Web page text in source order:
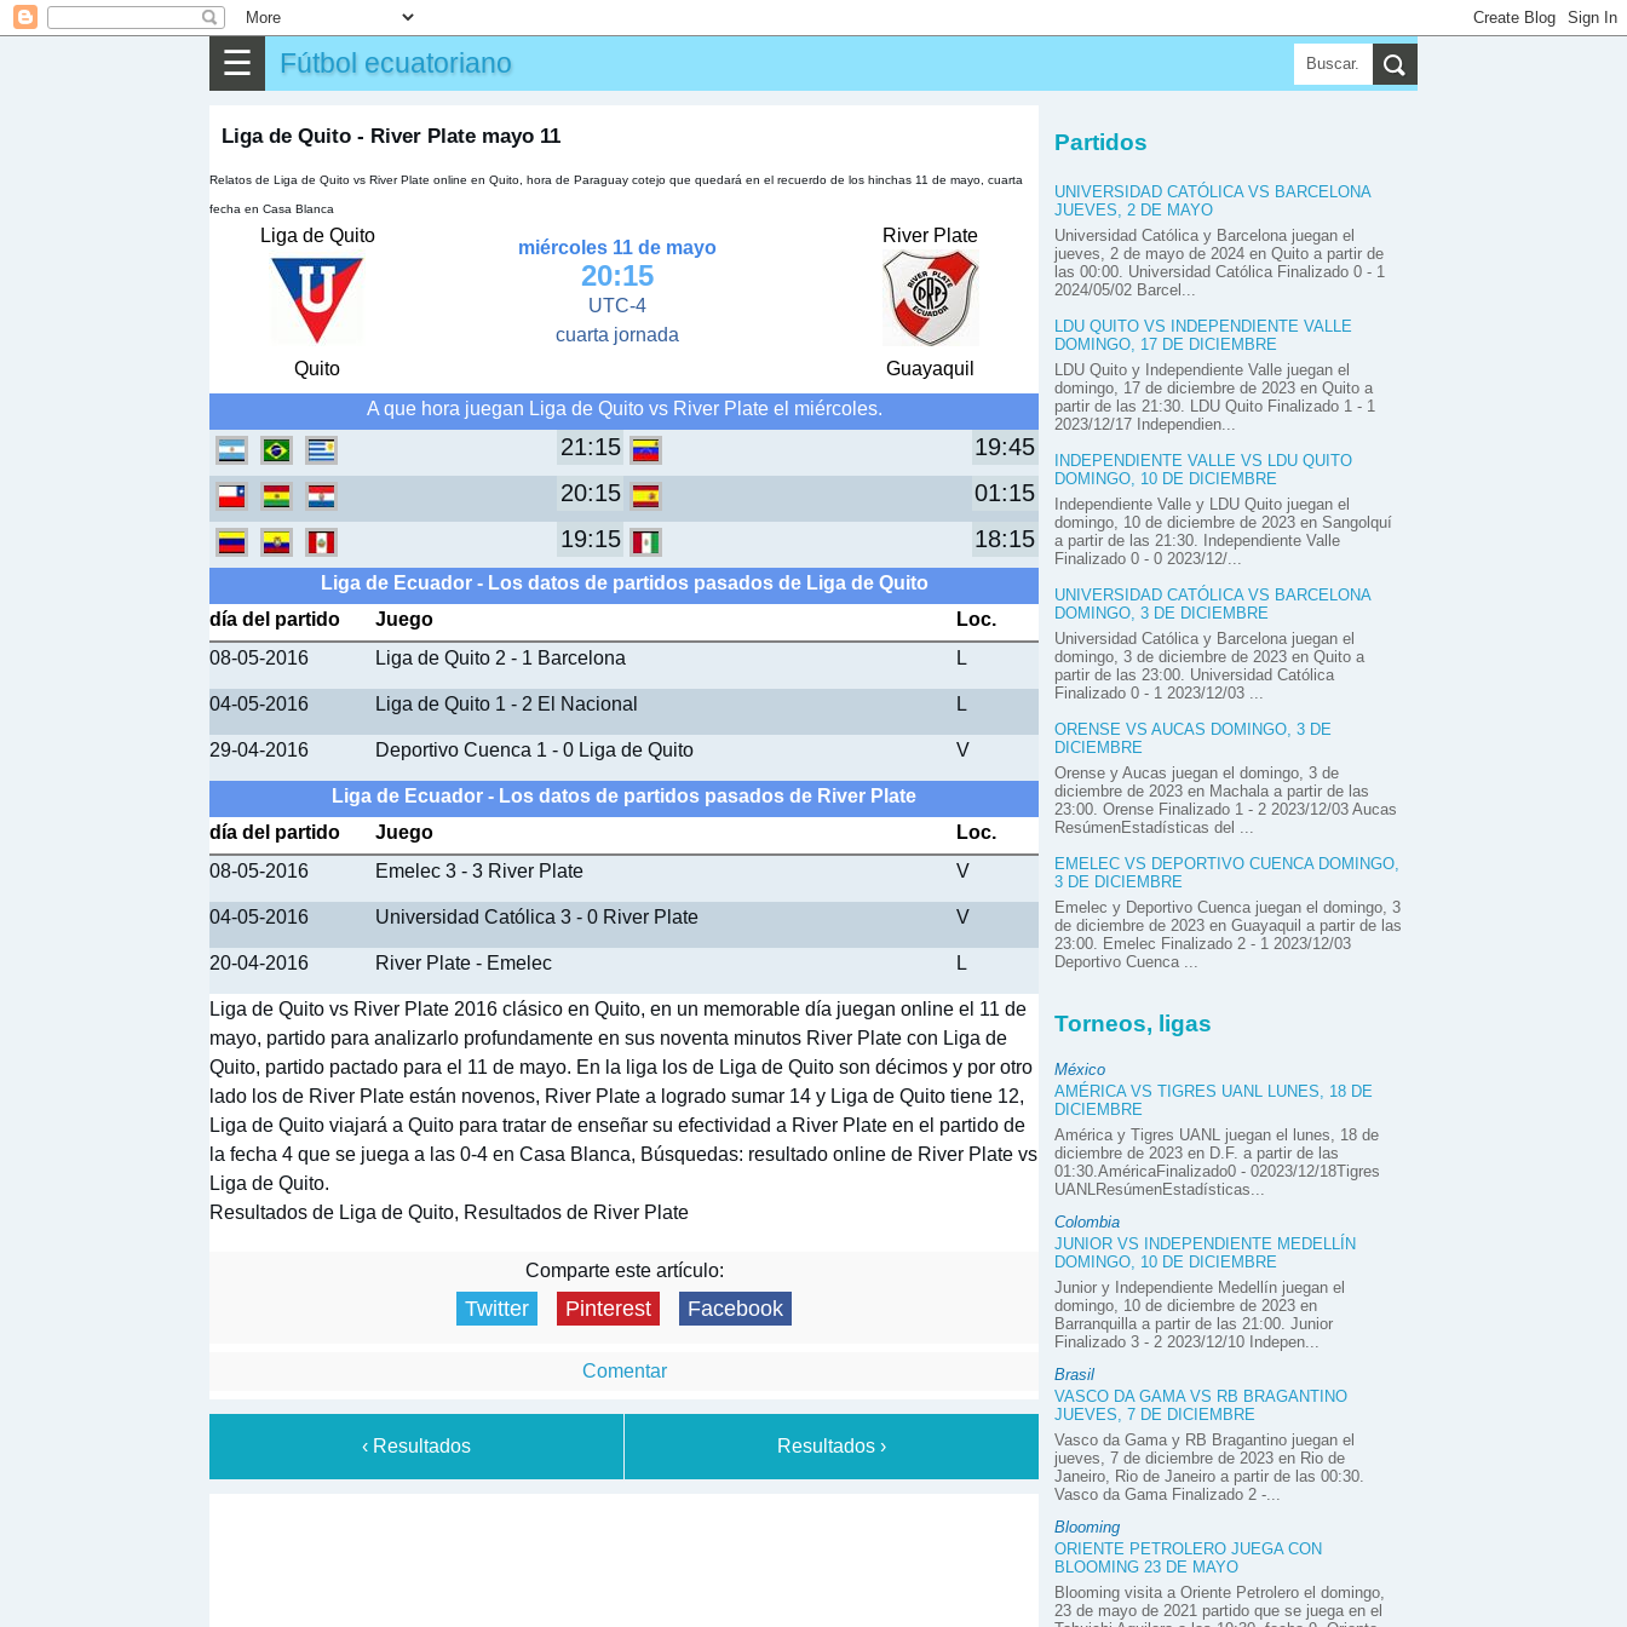
☰ Fútbol ecuatoriano
Liga de Quito - River Plate mayo 11
Relatos de Liga de Quito vs River Plate online en Quito, hora de Paraguay cotejo que quedará en el recuerdo de los hinchas 11 de mayo, cuarta
fecha en Casa Blanca
Liga de Quito
Quito
miércoles 11 de mayo
20:15
UTC-4
cuarta jornada
River Plate
Guayaquil
A que hora juegan Liga de Quito vs River Plate el miércoles.
21:15
19:45
20:15
01:15
19:15
18:15
Liga de Ecuador - Los datos de partidos pasados de Liga de Quito
día del partido
Juego
Loc.
08-05-2016
Liga de Quito 2 - 1 Barcelona L
04-05-2016 Liga de Quito 1 - 2 El Nacional L
29-04-2016 Deportivo Cuenca 1 - 0 Liga de Quito V
Liga de Ecuador - Los datos de partidos pasados de River Plate
día del partido
Juego
Loc.
08-05-2016
Emelec 3 - 3 River Plate V
04-05-2016 Universidad Católica 3 - 0 River Plate V
20-04-2016 River Plate - Emelec L
Liga de Quito vs River Plate 2016 clásico en Quito, en un memorable día juegan online el 11 de
mayo, partido para analizarlo profundamente en sus noventa minutos River Plate con Liga de
Quito, partido pactado para el 11 de mayo. En la liga los de Liga de Quito son décimos y por otro
lado los de River Plate están novenos, River Plate a logrado sumar 14 y Liga de Quito tiene 12,
Liga de Quito viajará a Quito para tratar de enseñar su efectividad a River Plate en el partido de
la fecha 4 que se juega a las 0-4 en Casa Blanca, Búsquedas: resultado online de River Plate vs
Liga de Quito.
Resultados de Liga de Quito, Resultados de River Plate
Comparte este artículo:
Twitter Pinterest Facebook
Comentar
‹ Resultados Resultados ›
Partidos
UNIVERSIDAD CATÓLICA VS BARCELONA
JUEVES, 2 DE MAYO
Universidad Católica y Barcelona juegan el
jueves, 2 de mayo de 2024 en Quito a partir de
las 00:00. Universidad Católica Finalizado 0 - 1
2024/05/02 Barcel...
LDU QUITO VS INDEPENDIENTE VALLE
DOMINGO, 17 DE DICIEMBRE
LDU Quito y Independiente Valle juegan el
domingo, 17 de diciembre de 2023 en Quito a
partir de las 21:30. LDU Quito Finalizado 1 - 1
2023/12/17 Independien...
INDEPENDIENTE VALLE VS LDU QUITO
DOMINGO, 10 DE DICIEMBRE
Independiente Valle y LDU Quito juegan el
domingo, 10 de diciembre de 2023 en Sangolquí
a partir de las 21:30. Independiente Valle
Finalizado 0 - 0 2023/12/...
UNIVERSIDAD CATÓLICA VS BARCELONA
DOMINGO, 3 DE DICIEMBRE
Universidad Católica y Barcelona juegan el
domingo, 3 de diciembre de 2023 en Quito a
partir de las 23:00. Universidad Católica
Finalizado 0 - 1 2023/12/03 ...
ORENSE VS AUCAS DOMINGO, 3 DE
DICIEMBRE
Orense y Aucas juegan el domingo, 3 de
diciembre de 2023 en Machala a partir de las
23:00. Orense Finalizado 1 - 2 2023/12/03 Aucas
ResúmenEstadísticas del ...
EMELEC VS DEPORTIVO CUENCA DOMINGO,
3 DE DICIEMBRE
Emelec y Deportivo Cuenca juegan el domingo, 3
de diciembre de 2023 en Guayaquil a partir de las
23:00. Emelec Finalizado 2 - 1 2023/12/03
Deportivo Cuenca ...
Torneos, ligas
México
AMÉRICA VS TIGRES UANL LUNES, 18 DE
DICIEMBRE
América y Tigres UANL juegan el lunes, 18 de
diciembre de 2023 en D.F. a partir de las
01:30.AméricaFinalizado0 - 02023/12/18Tigres
UANLResúmenEstadísticas...
Colombia
JUNIOR VS INDEPENDIENTE MEDELLÍN
DOMINGO, 10 DE DICIEMBRE
Junior y Independiente Medellín juegan el
domingo, 10 de diciembre de 2023 en
Barranquilla a partir de las 21:00. Junior
Finalizado 3 - 2 2023/12/10 Indepen...
Brasil
VASCO DA GAMA VS RB BRAGANTINO
JUEVES, 7 DE DICIEMBRE
Vasco da Gama y RB Bragantino juegan el
jueves, 7 de diciembre de 2023 en Rio de
Janeiro, Rio de Janeiro a partir de las 00:30.
Vasco da Gama Finalizado 2 -...
Blooming
ORIENTE PETROLERO JUEGA CON
BLOOMING 23 DE MAYO
Blooming visita a Oriente Petrolero el domingo,
23 de mayo de 2021 partido que se juega en el
▶ Partidos
✎ Otros